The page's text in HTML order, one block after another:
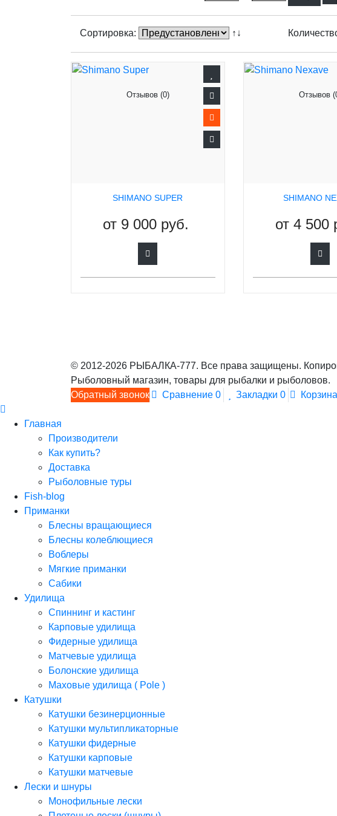
Сортировка: ↑↓
Отзывов (0)
SHIMANO SUPER
от 9 000 руб.
Отзывов
SHIMANO
от 4 500
© 2012-2026 РЫБАЛКА-777. Все права защищены.
Рыболовный магазин, товары для рыбалки и рыболовов.
Обратный звонок
Сравнение 0 Закладки 0 Корзина
Главная
Производители
Как купить?
Доставка
Рыболовные туры
Fish-blog
Приманки
Блесны вращающиеся
Блесны колеблющиеся
Воблеры
Мягкие приманки
Сабики
Удилища
Спиннинг и кастинг
Карповые удилища
Фидерные удилища
Матчевые удилища
Болонские удилища
Маховые удилища ( Pole )
Катушки
Катушки безинерционные
Катушки мультипликаторные
Катушки фидерные
Катушки карповые
Катушки матчевые
Лески и шнуры
Монофильные лески